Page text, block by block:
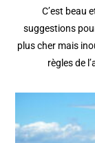
C’est beau
suggestions
plus cher mais
règles de